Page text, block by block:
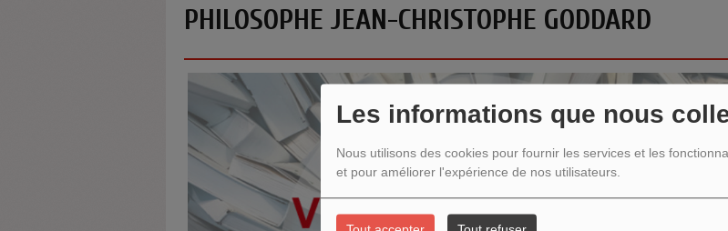
Les informations que nous
Nous utilisons des cookies pour fournir les services et les
et pour améliorer l'expérience de nos utilisateurs.
PHILOSOPHE JEAN-CHRISTOPHE GODDARD